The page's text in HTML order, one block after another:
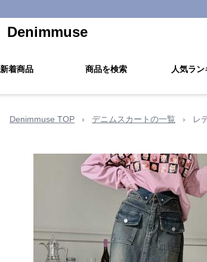
Denimmuse
新着商品 商品を検索 人気ラ
Denimmuse TOP › デニムスカートの一覧 › レ